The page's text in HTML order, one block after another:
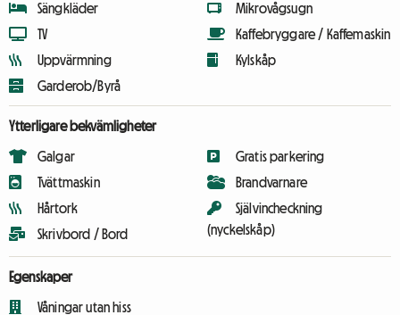
Sängkläder
TV
Uppvärmning
Garderob/Byrå
Mikrovågsugn
Kaffebryggare / Kaffemaskin
Kylskåp
Ytterligare bekvämligheter
Galgar
Tvättmaskin
Hårtork
Skrivbord / Bord
Gratis parkering
Brandvarnare
Självincheckning
(nyckelskåp)
Egenskaper
Våningar utan hiss